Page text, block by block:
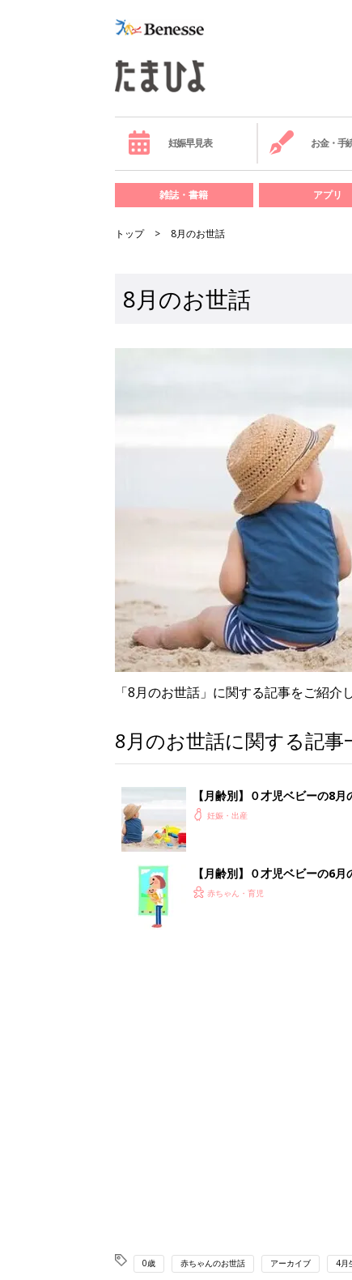
妊娠早見表 お金・手
雑誌・書籍 アプリ
トップ 8月のお世話
8月のお世話
「8月のお世話」に関する記事をご紹介
8月のお世話に関する記事
【月齢別】０才児ベビーの8
妊娠・出産
【月齢別】０才児ベビーの6
赤ちゃん・育児